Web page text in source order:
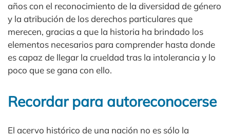
años con el reconocimiento de la diversidad de género
y la atribución de los derechos particulares que
merecen, gracias a que la historia ha brindado los
elementos necesarios para comprender hasta donde
es capaz de llegar la crueldad tras la intolerancia y lo
poco que se gana con ello.
Recordar para autoreconocerse
El acervo histórico de una nación no es sólo la